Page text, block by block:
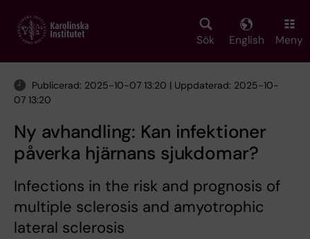
main
Sök English Meny
Publicerad: 2025-10-07 13:20 | Uppdaterad: 2025-10-
07 13:20
Ny avhandling: Kan infektioner
påverka hjärnans sjukdomar?
Infections in the risk and prognosis of
multiple sclerosis and amyotrophic
lateral sclerosis